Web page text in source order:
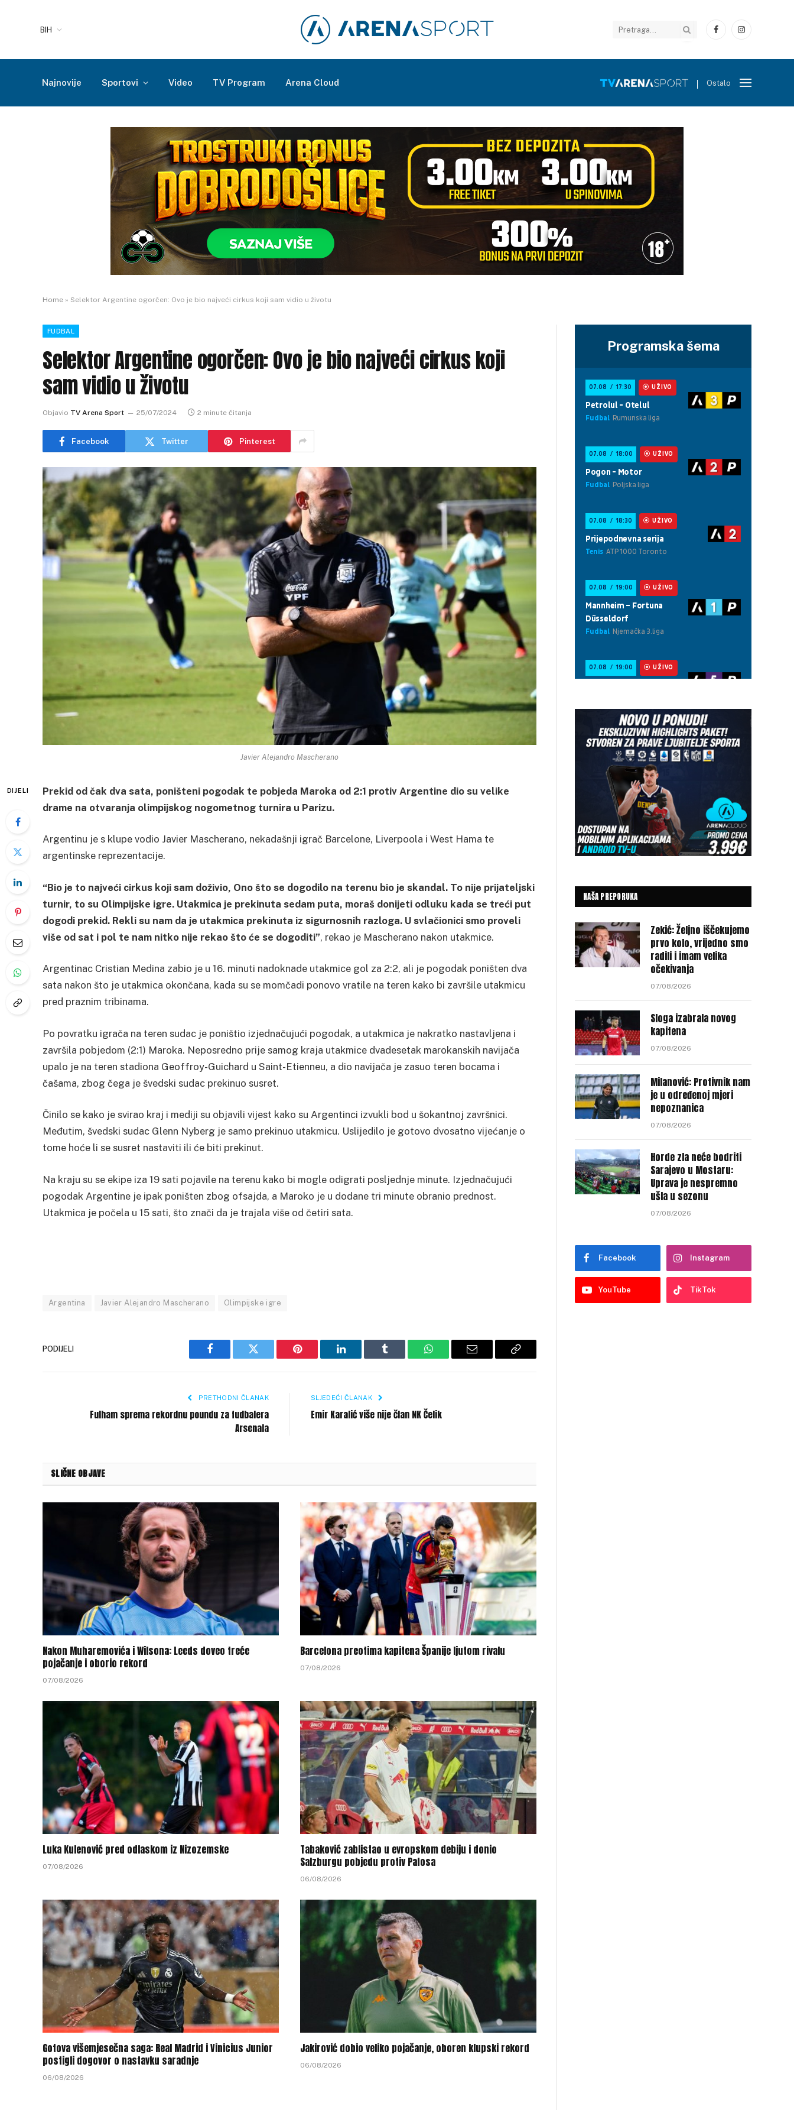
BIH
FacebookInstagram
Najnovije Sportovi Video TV Program Arena Cloud Ostalo
Home » Selektor Argentine ogorčen: Ovo je bio najveći cirkus koji sam vidio u životu
FUDBAL
Selektor Argentine ogorčen: Ovo je bio najveći cirkus koji
sam vidio u životu
Objavio TV Arena Sport 25/07/2024 2 minute čitanja
Facebook Twitter Pinterest
Javier Alejandro Mascherano
DIJELI
Prekid od čak dva sata, poništeni pogodak te pobjeda Maroka od 2:1 protiv Argentine dio su velike
drame na otvaranja olimpijskog nogometnog turnira u Parizu.
Argentinu je s klupe vodio Javier Mascherano, nekadašnji igrač Barcelone, Liverpoola i West Hama te
argentinske reprezentacije.
“Bio je to najveći cirkus koji sam doživio, Ono što se dogodilo na terenu bio je skandal. To nije prijateljski
turnir, to su Olimpijske igre. Utakmica je prekinuta sedam puta, moraš donijeti odluku kada se treći put
dogodi prekid. Rekli su nam da je utakmica prekinuta iz sigurnosnih razloga. U svlačionici smo proveli
više od sat i pol te nam nitko nije rekao što će se dogoditi”, rekao je Mascherano nakon utakmice.
Argentinac Cristian Medina zabio je u 16. minuti nadoknade utakmice gol za 2:2, ali je pogodak poništen dva
sata nakon što je utakmica okončana, kada su se momčadi ponovo vratile na teren kako bi završile utakmicu
pred praznim tribinama.
Po povratku igrača na teren sudac je poništio izjednačujući pogodak, a utakmica je nakratko nastavljena i
završila pobjedom (2:1) Maroka. Neposredno prije samog kraja utakmice dvadesetak marokanskih navijača
upalo je na teren stadiona Geoffroy-Guichard u Saint-Etienneu, a dio navijača je zasuo teren bocama i
čašama, zbog čega je švedski sudac prekinuo susret.
Činilo se kako je svirao kraj i mediji su objavili vijest kako su Argentinci izvukli bod u šokantnoj završnici.
Međutim, švedski sudac Glenn Nyberg je samo prekinuo utakmicu. Uslijedilo je gotovo dvosatno vijećanje o
tome hoće li se susret nastaviti ili će biti prekinut.
Na kraju su se ekipe iza 19 sati pojavile na terenu kako bi mogle odigrati posljednje minute. Izjednačujući
pogodak Argentine je ipak poništen zbog ofsajda, a Maroko je u dodane tri minute obranio prednost.
Utakmica je počela u 15 sati, što znači da je trajala više od četiri sata.
Argentina Javier Alejandro Mascherano Olimpijske igre
PODIJELI
Facebook Twitter Pinterest LinkedIn Tumblr WhatsAppEmail
Copy
PRETHODNI ČLANAK
Fulham sprema rekordnu poundu za fudbalera
Arsenala
SLJEDEĆI ČLANAK
Emir Karalić više nije član NK Čelik
SLIČNE OBJAVE
Nakon Muharemovića i Wilsona: Leeds doveo treće
pojačanje i oborio rekord
07/08/2026
Barcelona preotima kapitena Španije ljutom rivalu
07/08/2026
Luka Kulenović pred odlaskom iz Nizozemske
07/08/2026
Tabaković zablistao u evropskom debiju i donio
Salzburgu pobjedu protiv Pafosa
06/08/2026
Gotova višemjesečna saga: Real Madrid i Vinicius Junior
postigli dogovor o nastavku saradnje
06/08/2026
Jakirović dobio veliko pojačanje, oboren klupski rekord
06/08/2026
Programska šema
NAŠA PREPORUKA
Zekić: Željno iščekujemo
prvo kolo, vrijedno smo
radili i imam velika
očekivanja
07/08/2026
Sloga izabrala novog
kapitena
07/08/2026
Milanović: Protivnik nam
je u određenoj mjeri
nepoznanica
07/08/2026
Horde zla neće bodriti
Sarajevo u Mostaru:
Uprava je nespremno
ušla u sezonu
07/08/2026
Facebook Instagram
YouTube TikTok